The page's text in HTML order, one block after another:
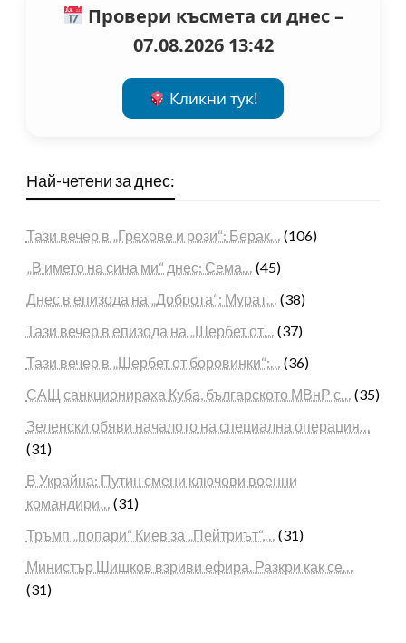
Провери късмета си днес –
07.08.2026 13:42
Кликни тук!
Най-четени за днес:
Тази вечер в „Грехове и рози“: Берак… (106)
„В името на сина ми“ днес: Сема… (45)
Днес в епизода на „Доброта“: Мурат… (38)
Тази вечер в епизода на „Шербет от… (37)
Тази вечер в „Шербет от боровинки“:… (36)
САЩ санкционираха Куба, българското МВнР с… (35)
Зеленски обяви началото на специална операция…
(31)
В Украйна: Путин смени ключови военни
командири… (31)
Тръмп „попари“ Киев за „Пейтриът“,… (31)
Министър Шишков взриви ефира. Разкри как се…
(31)